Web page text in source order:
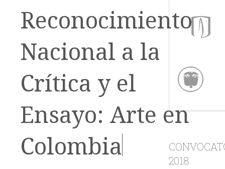
2018
Reconocimiento
Nacional a la
Crítica y el
Ensayo: Arte en
Colombia